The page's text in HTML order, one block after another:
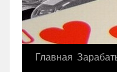
Главная